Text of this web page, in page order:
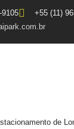
+55 (11)